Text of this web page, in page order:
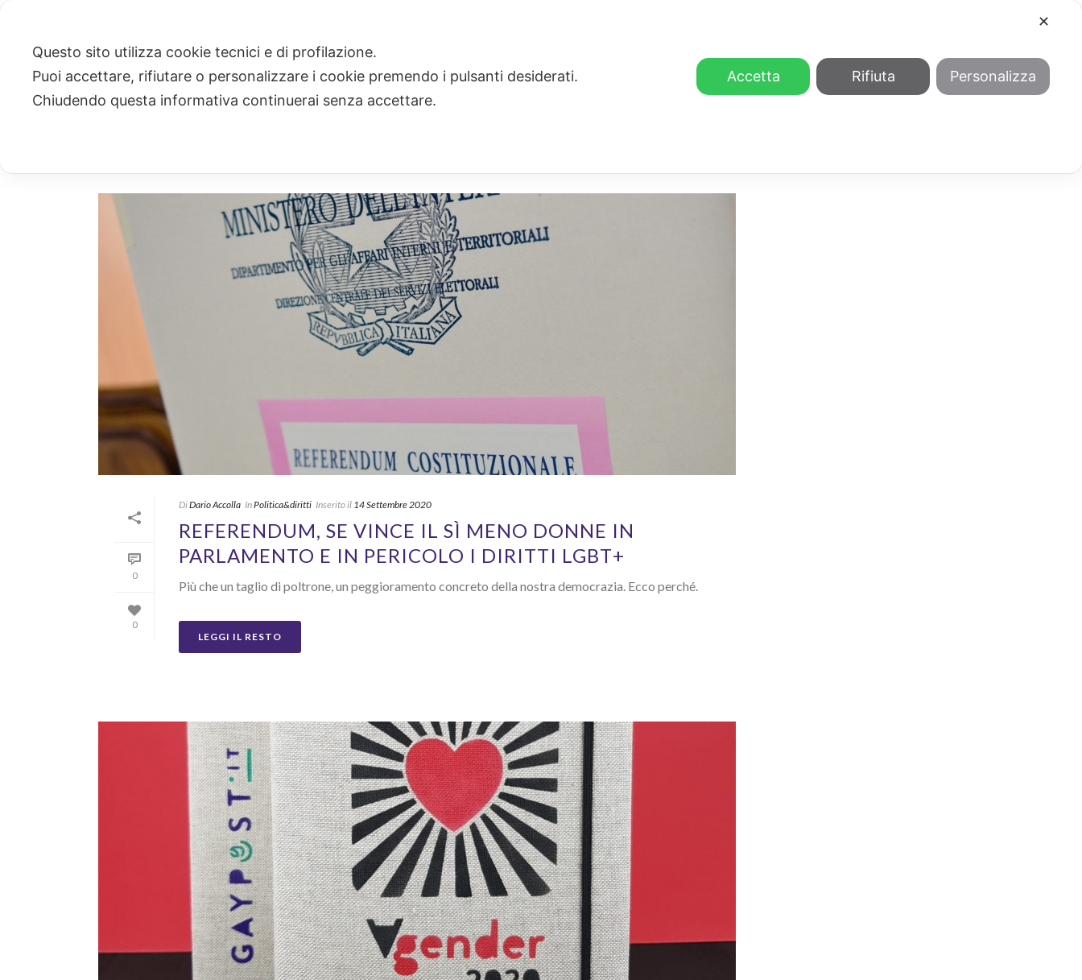
ARCHIVIO
0
0
DiDario Accolla InPolitica&diritti Inserito il 14 Settembre 2020
REFERENDUM, SE VINCE IL SÌ MENO DONNE IN
PARLAMENTO E IN PERICOLO I DIRITTI LGBT+
Più che un taglio di poltrone, un peggioramento concreto della nostra democrazia. Ecco perché.
LEGGI IL RESTO
✕
Questo sito utilizza cookie tecnici e di profilazione.
Puoi accettare, rifiutare o personalizzare i cookie premendo i pulsanti desiderati.
Chiudendo questa informativa continuerai senza accettare.
Accetta Rifiuta Personalizza